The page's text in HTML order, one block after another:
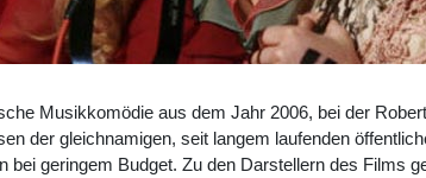
Musikkomödie aus dem Jahr 2006, bei der
der gleichnamigen, seit langem laufenden
geringem Budget. Zu den Darstellern des Films